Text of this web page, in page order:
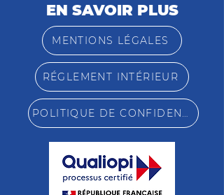
EN SAVOIR PLUS
MENTIONS LÉGALES
RÉGLEMENT INTÉRIEUR
POLITIQUE DE CONFIDENTIALITÉ